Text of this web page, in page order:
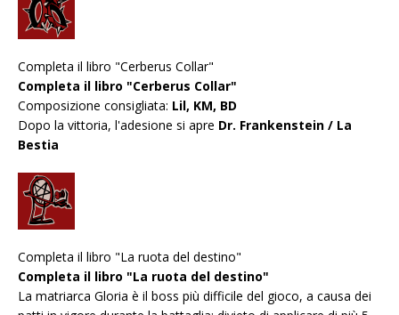
Completa il libro "Cerberus Collar"
Completa il libro "Cerberus Collar"
Composizione consigliata: Lil, KM, BD
Dopo la vittoria, l'adesione si apre Dr. Frankenstein / La
Bestia
Completa il libro "La ruota del destino"
Completa il libro "La ruota del destino"
La matriarca Gloria è il boss più difficile del gioco, a causa dei